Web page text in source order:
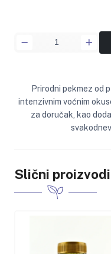
Prirodni pekmez od
intenzivnim voćnim
za doručak, kao
Slični proizvodi